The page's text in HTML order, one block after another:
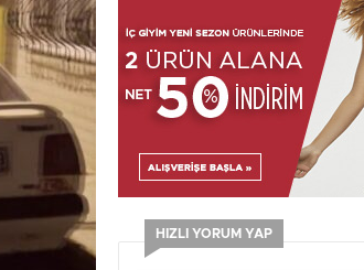
HIZLI YORUM YAP